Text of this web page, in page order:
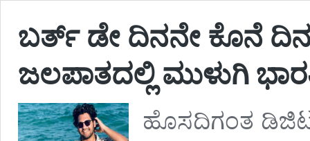
ಬರ್ತ್ ಡೇ ದಿನನೇ ಕೊನೆ
ಜಲಪಾತದಲ್ಲಿ ಮುಳುಗಿ
ಹೊಸದಿಗಂತ